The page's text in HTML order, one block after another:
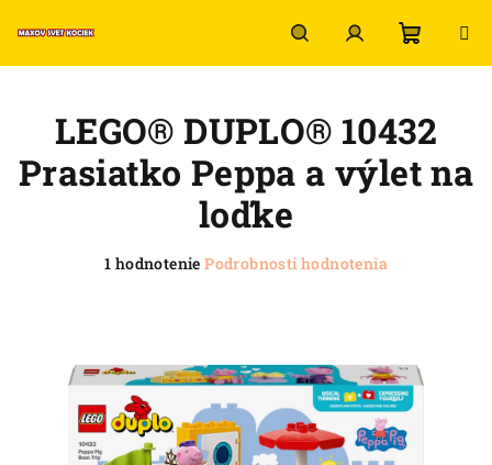
na
HľadaťPrihlásenie
košík
LEGO® DUPLO® 10432
Prasiatko Peppa a výlet na
loďke
Priemerné
z
hviezdičiek.
1 hodnotenie Podrobnosti hodnotenia